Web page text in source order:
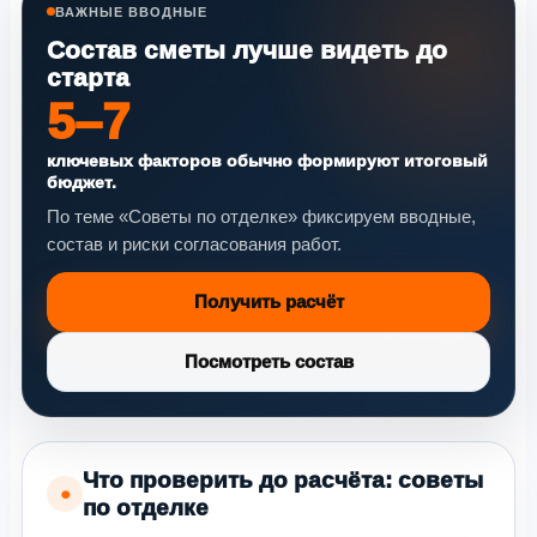
ВАЖНЫЕ ВВОДНЫЕ
Состав сметы лучше видеть до
старта
5–7
ключевых факторов обычно формируют итоговый
бюджет.
По теме «Советы по отделке» фиксируем вводные,
состав и риски согласования работ.
Получить расчёт
Посмотреть состав
●
Что проверить до расчёта: советы
по отделке